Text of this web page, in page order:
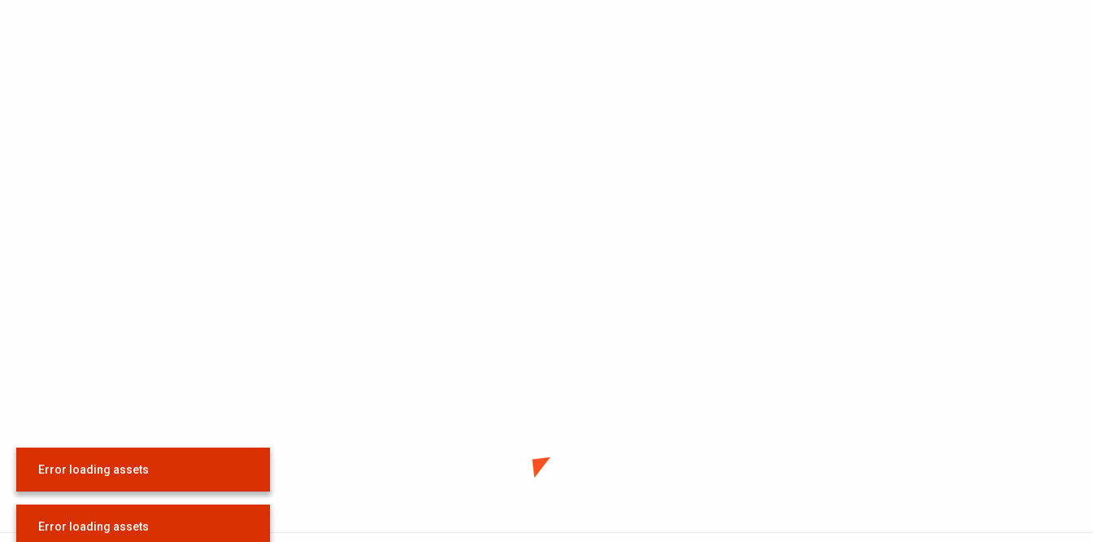
Error loading assets
Error loading assets